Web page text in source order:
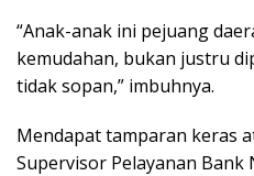
“Anak-anak ini pejuang
kemudahan, bukan justru
tidak sopan,” imbuhnya.
Mendapat tamparan keras
Supervisor Pelayanan Bank